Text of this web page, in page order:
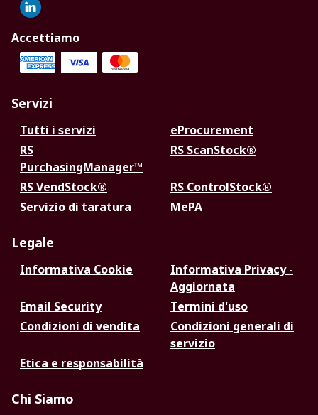
Accettiamo
Servizi
Tutti i servizi
eProcurement
RS
PurchasingManager™
RS ScanStock®
RS VendStock®
RS ControlStock®
Servizio di taratura
MePA
Legale
Informativa Cookie
Informativa Privacy -
Aggiornata
Email Security
Termini d'uso
Condizioni di vendita
Condizioni generali di
servizio
Etica e responsabilità
Chi Siamo